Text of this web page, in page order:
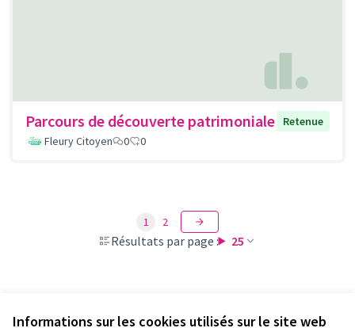
Informations sur les cookies utilisés sur le site web
Parcours de découverte patrimoniale
Retenue
Fleury Citoyen
0 0
Résultats par page : 25
1 2